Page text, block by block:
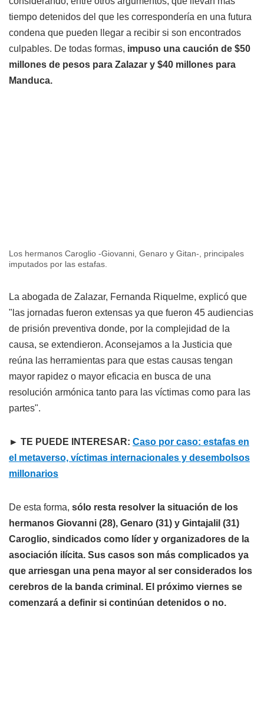
tiempo detenidos del que les correspondería en una futura
condena que pueden llegar a recibir si son encontrados
culpables. De todas formas, impuso una caución de $50
millones de pesos para Zalazar y $40 millones para
Manduca.
Los hermanos Caroglio -Giovanni, Genaro y Gitan-, principales
imputados por las estafas.
La abogada de Zalazar, Fernanda Riquelme, explicó que
"las jornadas fueron extensas ya que fueron 45 audiencias
de prisión preventiva donde, por la complejidad de la
causa, se extendieron. Aconsejamos a la Justicia que
reúna las herramientas para que estas causas tengan
mayor rapidez o mayor eficacia en busca de una
resolución armónica tanto para las víctimas como para las
partes".
► TE PUEDE INTERESAR: Caso por caso: estafas en
el metaverso, víctimas internacionales y desembolsos
millonarios
De esta forma, sólo resta resolver la situación de los
hermanos Giovanni (28), Genaro (31) y Gintajalil (31)
Caroglio, sindicados como líder y organizadores de la
asociación ilícita. Sus casos son más complicados ya
que arriesgan una pena mayor al ser considerados los
cerebros de la banda criminal. El próximo viernes se
comenzará a definir si continúan detenidos o no.